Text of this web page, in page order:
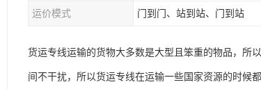
运价模式 门到门、站到站、门到站
货运专线运输的货物大多数是大型且笨重的物品，所
间不干扰，所以货运专线在运输一些国家资源的时候